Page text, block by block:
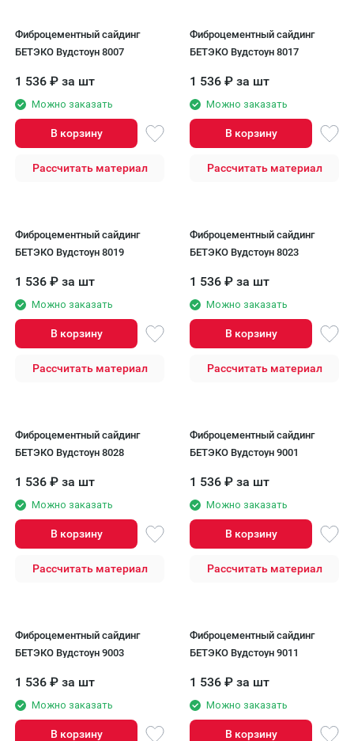
Фиброцементный сайдинг
БЕТЭКО Вудстоун 8007
1 536 ₽ за шт
Можно заказать
В корзину
Рассчитать материал
Фиброцементный сайдинг
БЕТЭКО Вудстоун 8017
1 536 ₽ за шт
Можно заказать
В корзину
Рассчитать материал
Фиброцементный сайдинг
БЕТЭКО Вудстоун 8019
1 536 ₽ за шт
Можно заказать
В корзину
Рассчитать материал
Фиброцементный сайдинг
БЕТЭКО Вудстоун 8023
1 536 ₽ за шт
Можно заказать
В корзину
Рассчитать материал
Фиброцементный сайдинг
БЕТЭКО Вудстоун 8028
1 536 ₽ за шт
Можно заказать
В корзину
Рассчитать материал
Фиброцементный сайдинг
БЕТЭКО Вудстоун 9001
1 536 ₽ за шт
Можно заказать
В корзину
Рассчитать материал
Фиброцементный сайдинг
БЕТЭКО Вудстоун 9003
1 536 ₽ за шт
Можно заказать
В корзину
Фиброцементный сайдинг
БЕТЭКО Вудстоун 9011
1 536 ₽ за шт
Можно заказать
В корзину